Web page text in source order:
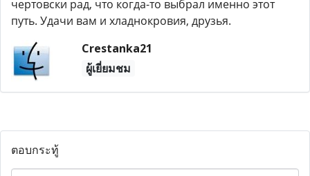
чертовски рад, что когда-то выбрал именно этот
путь. Удачи вам и хладнокровия, друзья.
Crestanka21
ผู้เยี่ยมชม
ตอบกระทู้